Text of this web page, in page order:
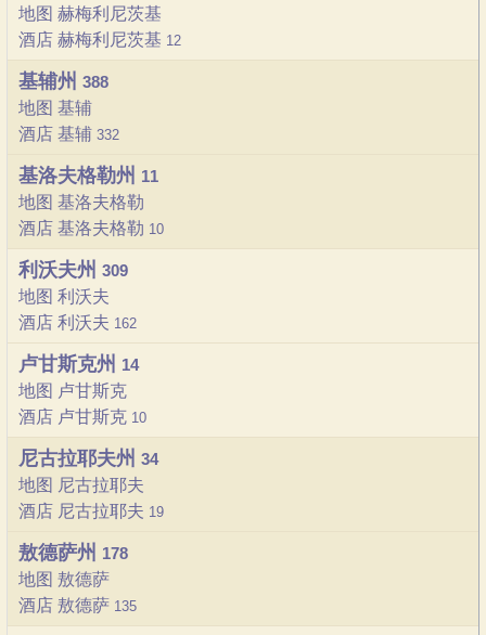
地图 赫梅利尼茨基
酒店 赫梅利尼茨基 12
基辅州 388
地图 基辅
酒店 基辅 332
基洛夫格勒州 11
地图 基洛夫格勒
酒店 基洛夫格勒 10
利沃夫州 309
地图 利沃夫
酒店 利沃夫 162
卢甘斯克州 14
地图 卢甘斯克
酒店 卢甘斯克 10
尼古拉耶夫州 34
地图 尼古拉耶夫
酒店 尼古拉耶夫 19
敖德萨州 178
地图 敖德萨
酒店 敖德萨 135